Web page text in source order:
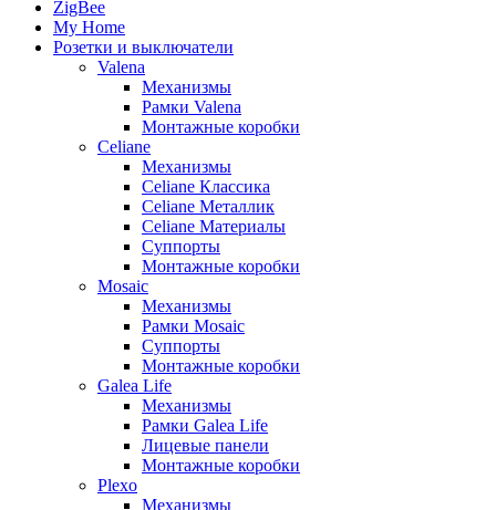
ZigBee
My Home
Розетки и выключатели
Valena
Механизмы
Рамки Valena
Монтажные коробки
Celiane
Механизмы
Celiane Классика
Celiane Металлик
Celiane Материалы
Суппорты
Монтажные коробки
Mosaic
Механизмы
Рамки Mosaic
Суппорты
Монтажные коробки
Galea Life
Механизмы
Рамки Galea Life
Лицевые панели
Монтажные коробки
Plexo
Механизмы